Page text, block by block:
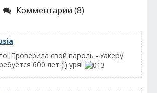
Комментарии (8)
Проверила свой пароль - хакеру
600 лет (!) уря!